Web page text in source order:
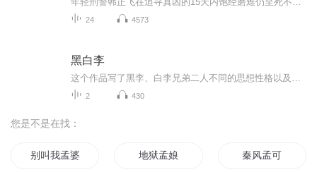
24 4573
黑白李
2 430
您是不是在找：
别叫我孟婆 地狱孟娘 秦风孟可